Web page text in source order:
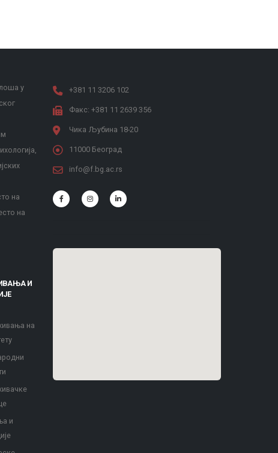
у
на
на
И
на
и
+381 11 3206 102
Факс: +381 11 2639 356
Чика Љубина 18-20
11000 Београд
info@f.bg.ac.rs